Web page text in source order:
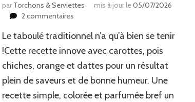
par Torchons & Serviettes mis à jour le05/07/2026
2 commentairessur
oriental
pois
carottes,
orange
et
Le taboulé traditionnel n’a qu’à bien se tenir
!Cette recette innove avec carottes, pois
chiches, orange et dattes pour un résultat
plein de saveurs et de bonne humeur. Une
recette simple, colorée et parfumée bref un